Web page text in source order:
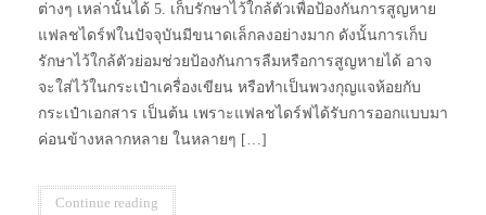
ต่างๆ เหล่านั้นได้ 5. เก็บรักษาไว้ใกล้ตัวเพื่อป้องกันการสูญหาย
แฟลชไดร์ฟในปัจจุบันมีขนาดเล็กลงอย่างมาก ดังนั้นการเก็บ
รักษาไว้ใกล้ตัวย่อมช่วยป้องกันการลืมหรือการสูญหายได้ อาจ
จะใส่ไว้ในกระเป๋าเครื่องเขียน หรือทำเป็นพวงกุญแจห้อยกับ
กระเป๋าเอกสาร เป็นต้น เพราะแฟลชไดร์ฟได้รับการออกแบบมา
ค่อนข้างหลากหลาย ในหลายๆ […]
Continue reading